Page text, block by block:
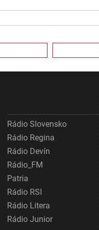
z rôznych zdrojov
Rádio Slovensko
Rádio Regina
Rádio Devín
Rádio_FM
Patria
Rádio RSI
Rádio Litera
Rádio Junior